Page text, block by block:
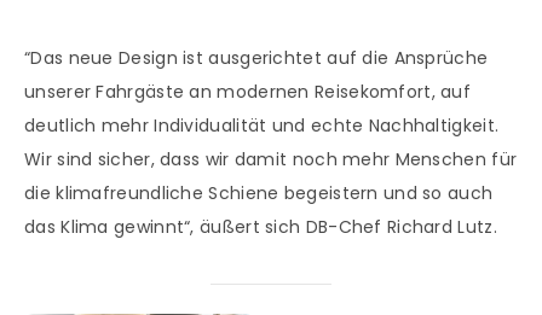
“Das neue Design ist ausgerichtet auf die Ansprüche
unserer Fahrgäste an modernen Reisekomfort, auf
deutlich mehr Individualität und echte Nachhaltigkeit.
Wir sind sicher, dass wir damit noch mehr Menschen für
die klimafreundliche Schiene begeistern und so auch
das Klima gewinnt“, äußert sich DB-Chef Richard Lutz.